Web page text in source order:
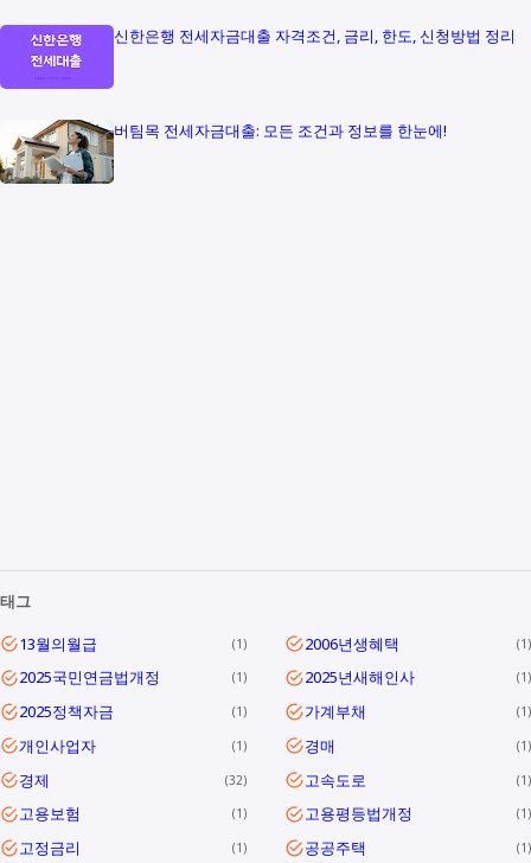
신한은행 전세자금대출 자격조건, 금리, 한도, 신청방법 정리
버팀목 전세자금대출: 모든 조건과 정보를 한눈에!
태그
13월의월급
1 2006년생혜택 1
2025국민연금법개정 1 2025년새해인사 1
2025정책자금 1 가계부채 1
개인사업자 1 경매 1
경제 32 고속도로 1
고용보험 1 고용평등법개정 1
고정금리 1 공공주택 1